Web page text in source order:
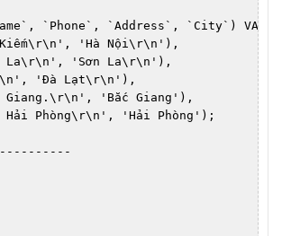
`Phone`, `Address`, `City`) VALUES
Kiếm\r\n', 'Hà Nội\r\n'),
La\r\n', 'Sơn La\r\n'),
'Đà Lạt\r\n'),
Giang.\r\n', 'Bắc Giang'),
Hải Phòng\r\n', 'Hải Phòng');